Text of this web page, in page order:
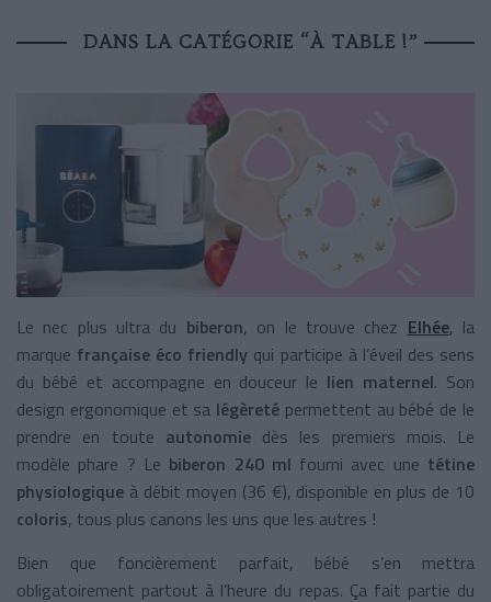
DANS LA CATÉGORIE “À TABLE !”
Le nec plus ultra du biberon, on le trouve chez Elhée, la
marque française éco friendly qui participe à l’éveil des sens
du bébé et accompagne en douceur le lien maternel. Son
design ergonomique et sa légèreté permettent au bébé de le
prendre en toute autonomie dès les premiers mois. Le
modèle phare ? Le biberon 240 ml fourni avec une tétine
physiologique à débit moyen (36 €), disponible en plus de 10
coloris, tous plus canons les uns que les autres !
Bien que foncièrement parfait, bébé s’en mettra
obligatoirement partout à l’heure du repas. Ça fait partie du